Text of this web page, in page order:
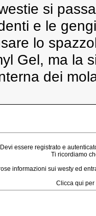
si
e le
lo
Gel, ma la
dei
Devi essere registrato e
Ti ricordiamo
informazioni sui westy ed
Clicca qui